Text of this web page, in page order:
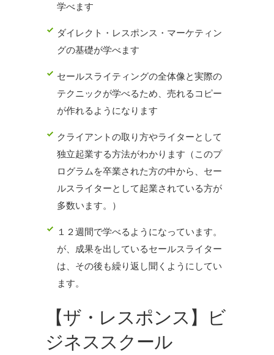
学べます
ダイレクト・レスポンス・マーケティン
グの基礎が学べます
セールスライティングの全体像と実際の
テクニックが学べるため、売れるコピー
が作れるようになります
クライアントの取り方やライターとして
独立起業する方法がわかります（このプ
ログラムを卒業された方の中から、セー
ルスライターとして起業されている方が
多数います。）
１２週間で学べるようになっています。
が、成果を出しているセールスライター
は、その後も繰り返し聞くようにしてい
ます。
【ザ・レスポンス】ビ
ジネススクール